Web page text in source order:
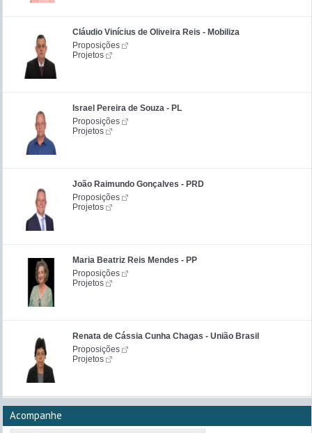
Cláudio Vinícius de Oliveira Reis - Mobiliza
Proposições
Projetos
Israel Pereira de Souza - PL
Proposições
Projetos
João Raimundo Gonçalves - PRD
Proposições
Projetos
Maria Beatriz Reis Mendes - PP
Proposições
Projetos
Renata de Cássia Cunha Chagas - União Brasil
Proposições
Projetos
Acompanhe